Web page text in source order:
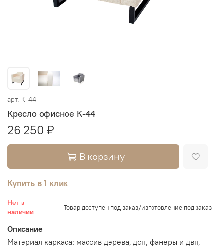
арт. К-44
Кресло офисное К-44
26 250 ₽
В корзину
Купить в 1 клик
Нет в
наличии
Товар доступен под заказ/изготовление под заказ
Описание
Материал каркаса: массив дерева, дсп, фанеры и двп,